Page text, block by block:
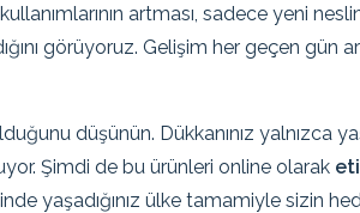
artması, sadece yeni
görüyoruz. Gelişim her geçen gün
düşünün. Dükkanınız
Şimdi de bu ürünleri online olarak
yaşadığınız ülke tamamiyle sizin